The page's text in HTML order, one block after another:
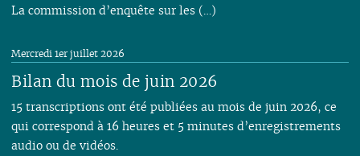
La commission d’enquête sur les (…)
Bilan du mois de juin 2026
Mercredi 1er juillet 2026
15 transcriptions ont été publiées au mois de juin 2026, ce
qui correspond à 16 heures et 5 minutes d’enregistrements
audio ou de vidéos.